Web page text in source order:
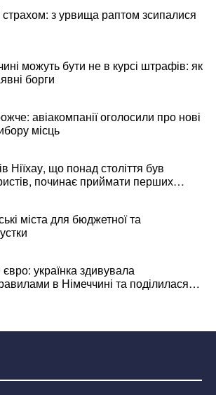
з урвища раптом зсипалися
можуть бути не в курсі штрафів: як
борги
авіакомпанії оголосили про нові
місць
Ніїхау, що понад століття був
починає приймати перших
міста для бюджетної та
українка здивувала
в Німеччині та поділилася